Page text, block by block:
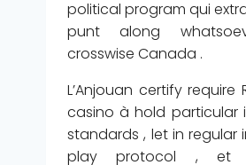
political program qui
punt along
crosswise Canada .
L’Anjouan certify require
casino à hold particular
standards , let in regular
play protocol , et